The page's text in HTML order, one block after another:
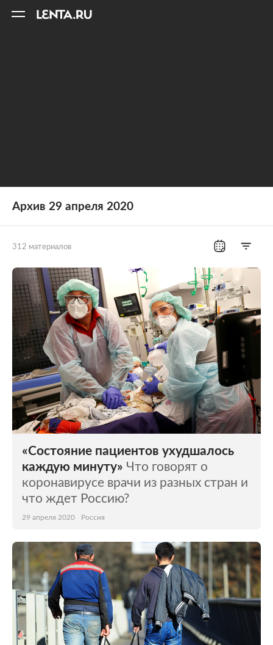
Архив 29 апреля 2020
312 материалов
Все рубрики
Мир Бывший СССР
Экономика Силовые структуры
Наука и техника Спорт
Культура Интернет и СМИ
Ценности Путешествия
Из жизни Среда обитания
«Состояние пациентов ухудшалось
каждую минуту» Что говорят о
коронавирусе врачи из разных стран и
что ждет Россию?
29 апреля 2020 Россия